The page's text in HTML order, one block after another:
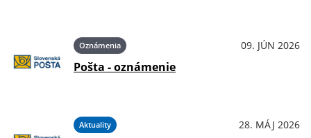
Oznámenia 09. JÚN 2026
Pošta - oznámenie
Aktuality 28. MÁJ 2026